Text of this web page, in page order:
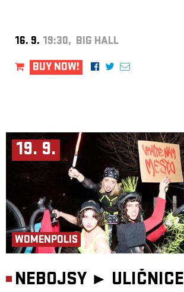
16. 9. 19:30, BIG HALL
BUY NOW!
19. 9.
WOMENPOLIS
NEBOJSY ► ULIČNICE